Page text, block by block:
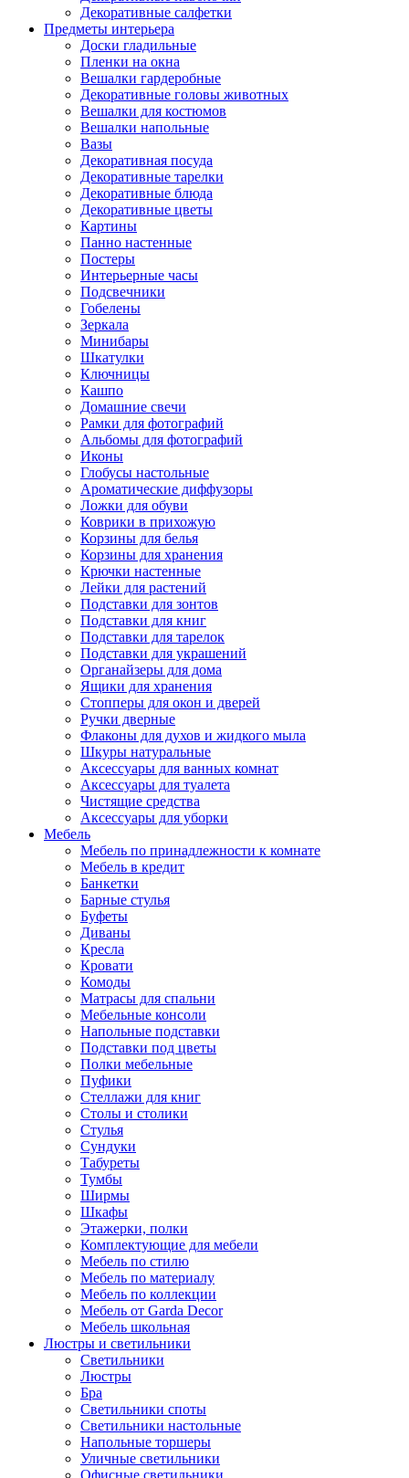
Декоративные салфетки
Предметы интерьера
Доски гладильные
Пленки на окна
Вешалки гардеробные
Декоративные головы животных
Вешалки для костюмов
Вешалки напольные
Вазы
Декоративная посуда
Декоративные тарелки
Декоративные блюда
Декоративные цветы
Картины
Панно настенные
Постеры
Интерьерные часы
Подсвечники
Гобелены
Зеркала
Минибары
Шкатулки
Ключницы
Кашпо
Домашние свечи
Рамки для фотографий
Альбомы для фотографий
Иконы
Глобусы настольные
Ароматические диффузоры
Ложки для обуви
Коврики в прихожую
Корзины для белья
Корзины для хранения
Крючки настенные
Лейки для растений
Подставки для зонтов
Подставки для книг
Подставки для тарелок
Подставки для украшений
Органайзеры для дома
Ящики для хранения
Стопперы для окон и дверей
Ручки дверные
Флаконы для духов и жидкого мыла
Шкуры натуральные
Аксессуары для ванных комнат
Аксессуары для туалета
Чистящие средства
Аксессуары для уборки
Мебель
Мебель по принадлежности к комнате
Мебель в кредит
Банкетки
Барные стулья
Буфеты
Диваны
Кресла
Кровати
Комоды
Матрасы для спальни
Мебельные консоли
Напольные подставки
Подставки под цветы
Полки мебельные
Пуфики
Стеллажи для книг
Столы и столики
Стулья
Сундуки
Табуреты
Тумбы
Ширмы
Шкафы
Этажерки, полки
Комплектующие для мебели
Мебель по стилю
Мебель по материалу
Мебель по коллекции
Мебель от Garda Decor
Мебель школьная
Люстры и светильники
Светильники
Люстры
Бра
Светильники споты
Светильники настольные
Напольные торшеры
Уличные светильники
Офисные светильники